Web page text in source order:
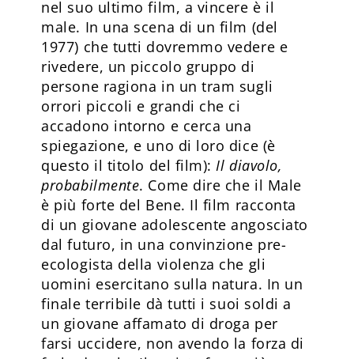
nel suo ultimo film, a vincere è il
male. In una scena di un film (del
1977) che tutti dovremmo vedere e
rivedere, un piccolo gruppo di
persone ragiona in un tram sugli
orrori piccoli e grandi che ci
accadono intorno e cerca una
spiegazione, e uno di loro dice (è
questo il titolo del film): Il diavolo,
probabilmente. Come dire che il Male
è più forte del Bene. Il film racconta
di un giovane adolescente angosciato
dal futuro, in una convinzione pre-
ecologista della violenza che gli
uomini esercitano sulla natura. In un
finale terribile dà tutti i suoi soldi a
un giovane affamato di droga per
farsi uccidere, non avendo la forza di